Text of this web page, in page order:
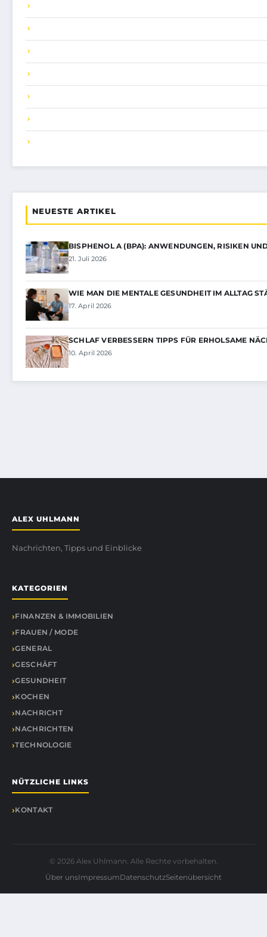
NEUESTE ARTIKEL
BISPHENOL A (BPA): ANWENDUNGEN, RISIKEN
21. Juli 2026
WIE MAN DIE MENTALE GESUNDHEIT IM ALLTAG
17. April 2026
SCHLAF VERBESSERN TIPPS FÜR ERHOLSAME
10. April 2026
ALEX UHLMANN
Nachrichten, Tipps und Einblicke
KATEGORIEN
FINANZEN & IMMOBILIEN
FRAUEN / MODE
GENERAL
GESCHÄFT
GESUNDHEIT
KOCHEN
NACHRICHT
NACHRICHTEN
TECHNOLOGIE
NÜTZLICHE LINKS
KONTAKT
© 2026 Alex Uhlmann. Alle Rechte vorbehalten.
Über unsImpressumDatenschutzSeitenübersicht